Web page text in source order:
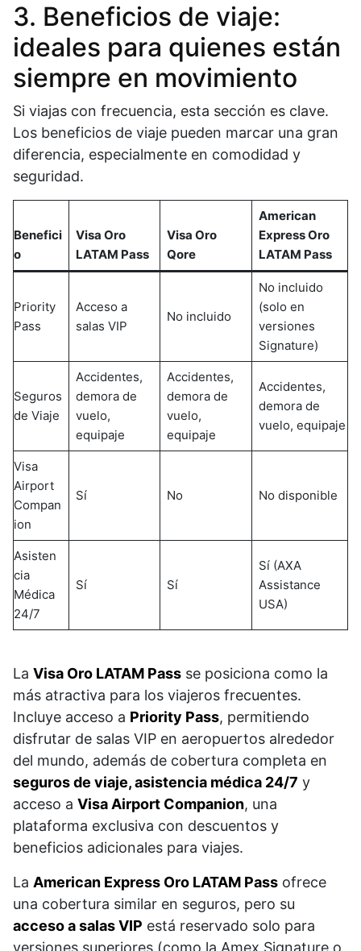
3. Beneficios de viaje:
ideales para quienes están
siempre en movimiento
Si viajas con frecuencia, esta sección es clave.
Los beneficios de viaje pueden marcar una gran
diferencia, especialmente en comodidad y
seguridad.
Benefici
o
Visa Oro
LATAM Pass
Visa Oro
Qore
American
Express Oro
LATAM Pass
Priority
Pass
Acceso a
salas VIP
No incluido
No incluido
(solo en
versiones
Signature)
Seguros
de Viaje
Accidentes,
demora de
vuelo,
equipaje
Accidentes,
demora de
vuelo,
equipaje
Accidentes,
demora de
vuelo, equipaje
Visa
Airport
Compan
ion
Sí No No disponible
Asisten
cia
Médica
24/7
Sí Sí
Sí (AXA
Assistance
USA)
La Visa Oro LATAM Pass se posiciona como la
más atractiva para los viajeros frecuentes.
Incluye acceso a Priority Pass, permitiendo
disfrutar de salas VIP en aeropuertos alrededor
del mundo, además de cobertura completa en
seguros de viaje, asistencia médica 24/7 y
acceso a Visa Airport Companion, una
plataforma exclusiva con descuentos y
beneficios adicionales para viajes.
La American Express Oro LATAM Pass ofrece
una cobertura similar en seguros, pero su
acceso a salas VIP está reservado solo para
versiones superiores (como la Amex Signature o